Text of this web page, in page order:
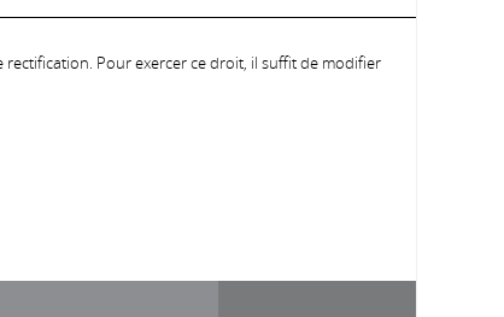
Pour exercer ce droit, il suffit de modifier